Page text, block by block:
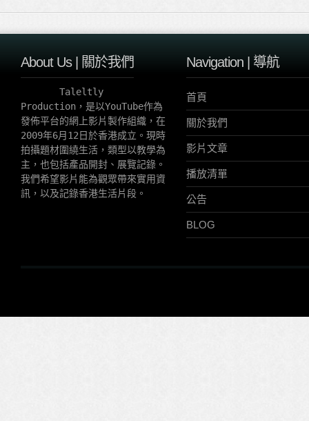
About Us | 關於我們
Taleltly
Production，是以YouTube作為
發佈平台的網上影片製作組織，在
2009年6月12日於香港成立。現時
拍攝題材圍繞生活，類型以教學為
主，也包括產品開封、展覽記錄。
我們希望影片能為觀眾帶來實用資
訊，以及記錄香港生活片段。
Navigation | 導航
首頁
關於我們
影片文章
播放清單
公告
BLOG